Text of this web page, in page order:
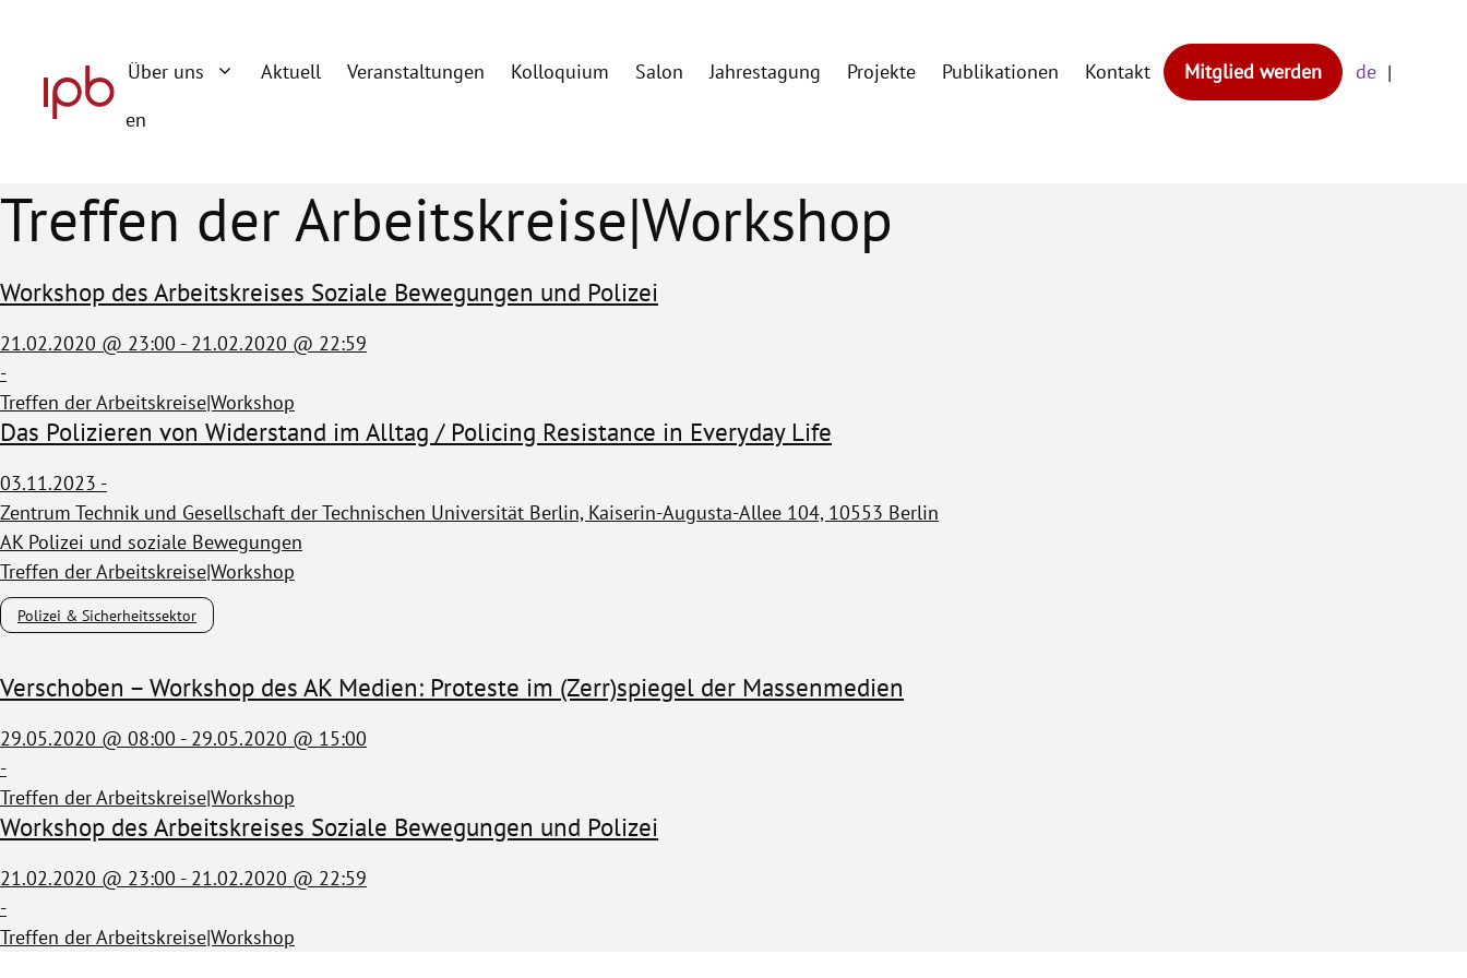
springen
Über uns Aktuell Veranstaltungen Kolloquium Salon Jahrestagung Projekte Publikationen Kontakt Mitglied werden
de
en
Treffen der Arbeitskreise|Workshop
Workshop des Arbeitskreises Soziale Bewegungen und Polizei
21.02.2020 @ 23:00 - 21.02.2020 @ 22:59
-
Treffen der Arbeitskreise|Workshop
Das Polizieren von Widerstand im Alltag / Policing Resistance in Everyday Life
03.11.2023 -
Zentrum Technik und Gesellschaft der Technischen Universität Berlin, Kaiserin-Augusta-Allee 104, 10553 Berlin
AK Polizei und soziale Bewegungen
Treffen der Arbeitskreise|Workshop
Polizei & Sicherheitssektor
Verschoben – Workshop des AK Medien: Proteste im (Zerr)spiegel der Massenmedien
29.05.2020 @ 08:00 - 29.05.2020 @ 15:00
-
Treffen der Arbeitskreise|Workshop
Workshop des Arbeitskreises Soziale Bewegungen und Polizei
21.02.2020 @ 23:00 - 21.02.2020 @ 22:59
-
Treffen der Arbeitskreise|Workshop